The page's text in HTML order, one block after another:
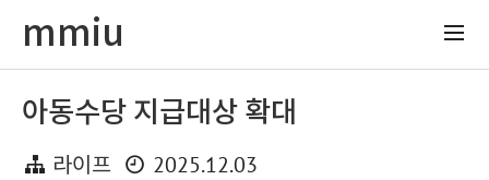
mmiu
아동수당 지급대상 확대
라이프
2025.12.03